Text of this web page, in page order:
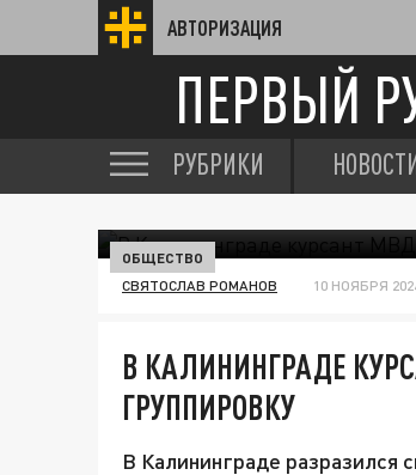
АВТОРИЗАЦИЯ
ПЕРВЫЙ
РУБРИКИ
ОБЩЕСТВО
СВЯТОСЛАВ РОМАНОВ 10 НОЯБРЯ
В КАЛИНИНГРАДЕ
ГРУППИРОВКУ
В Калининграде разразился